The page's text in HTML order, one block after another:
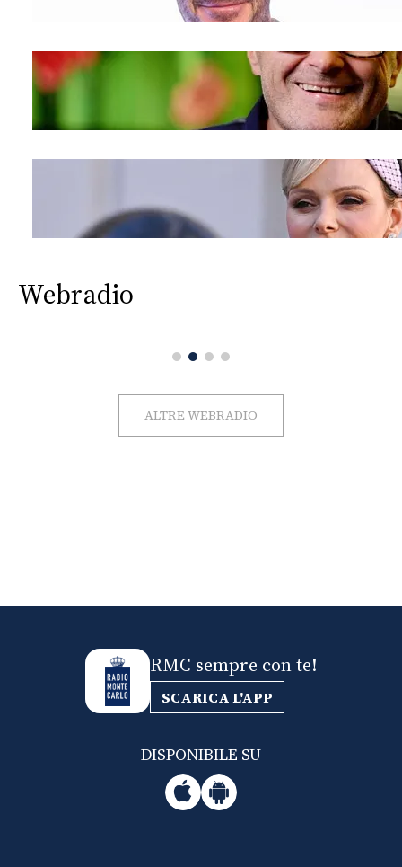
Webradio
ALTRE WEBRADIO
RMC sempre con te!
SCARICA L'APP
DISPONIBILE SU